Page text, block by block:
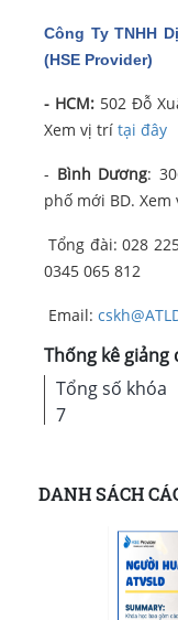
Công Ty TNHH
(HSE Provider)
- HCM: 502 Đỗ
Xem vị trí tại đây
- Bình Dương:
phố mới BD. Xem
Tổng đài: 028
0345 065 812
Email:
Thống kê giảng
Tổng số khóa
7
DANH SÁCH